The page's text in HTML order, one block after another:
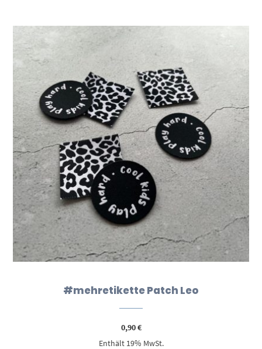
#mehretikette Patch Leo
0,90€
Enthält 19% MwSt.